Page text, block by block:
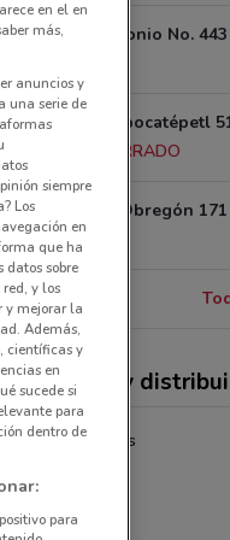
Av. San Antonio No.
Eje 8 av. Popocatépetl
CERRADO
Av. Álvaro Obregón
3.2 km
carros y
automotrices
en el en
más,
anuncios y
una serie de
siempre
Los
en
que ha
datos sobre
y los
y mejorar la
Además,
científicas y
en
sucede si
para
dentro de
para